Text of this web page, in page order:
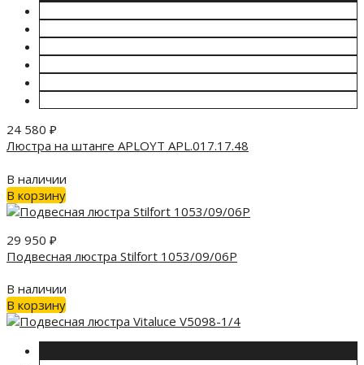
24 580 ₽
Люстра на штанге APLOYT APL.017.17.48
В наличии
В корзину
29 950 ₽
Подвесная люстра Stilfort 1053/09/06P
В наличии
В корзину